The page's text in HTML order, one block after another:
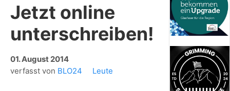
Jetzt online
unterschreiben!
01. August 2014
verfasst von BLO24 Leute